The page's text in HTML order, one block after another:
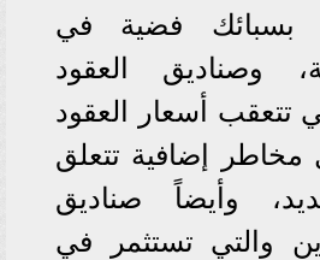
بسبائك فضية في
وصناديق العقود
تتعقب أسعار العقود
مخاطر إضافية تتعلق
وأيضاً صناديق
والتي تستثمر في